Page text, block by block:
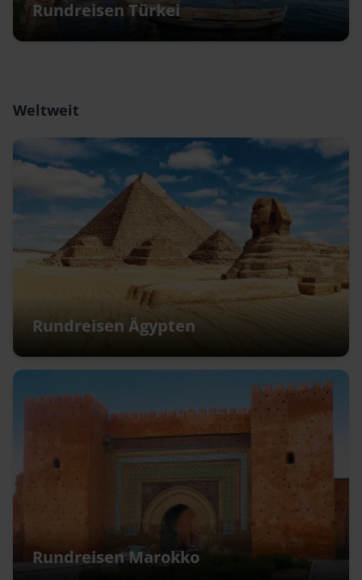
Rundreisen Türkei
Weltweit
Rundreisen Ägypten
Rundreisen Marokko